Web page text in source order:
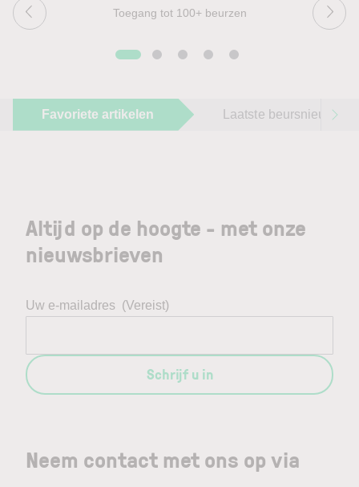
Toegang tot 100+ beurzen
Favoriete artikelen Laatste beursnieuws
Neem contact met ons op via
Altijd op de hoogte - met onze
nieuwsbrieven
Uw e-mailadres (Vereist)
Schrijf u in